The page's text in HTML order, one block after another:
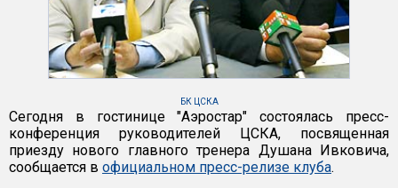
БК ЦСКА
Сегодня в гостинице "Аэростар" состоялась пресс-
конференция руководителей ЦСКА, посвященная
приезду нового главного тренера Душана Ивковича,
сообщается в официальном пресс-релизе клуба.